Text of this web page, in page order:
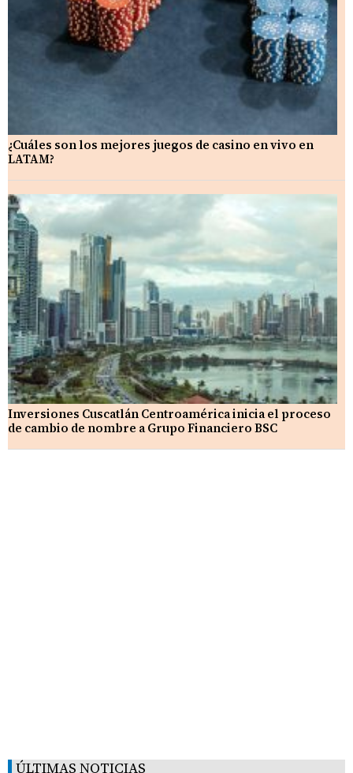
¿Cuáles son los mejores juegos de casino en vivo en
LATAM?
Inversiones Cuscatlán Centroamérica inicia el proceso
de cambio de nombre a Grupo Financiero BSC
ÚLTIMAS NOTICIAS